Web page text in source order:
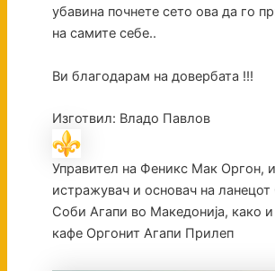
убавина почнете сето ова да го
на самите себе..
Ви благодарам на довербата !!!
Изготвил: Владо Павлов
Управител на Феникс Мак Оргон,
истражувач и основач на
Соби Агапи во Македонија, како
кафе Оргонит Агапи Прилеп